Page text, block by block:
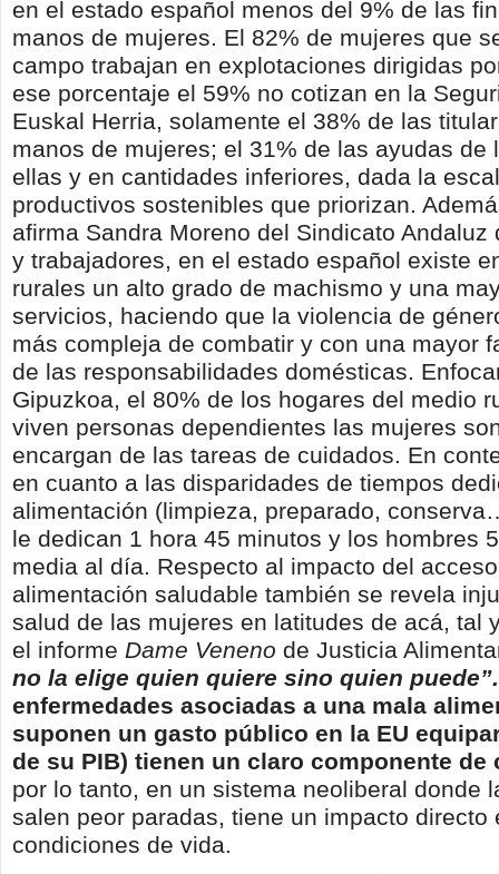
en el estado español menos del 9% de las
manos de mujeres. El 82% de mujeres que
campo trabajan en explotaciones dirigidas
ese porcentaje el 59% no cotizan en la
Euskal Herria, solamente el 38% de las
manos de mujeres; el 31% de las ayudas de
ellas y en cantidades inferiores, dada la
productivos sostenibles que priorizan.
afirma Sandra Moreno del Sindicato Andaluz
y trabajadores, en el estado español existe
rurales un alto grado de machismo y una
servicios, haciendo que la violencia de
más compleja de combatir y con una mayor
de las responsabilidades domésticas.
Gipuzkoa, el 80% de los hogares del medio
viven personas dependientes las mujeres
encargan de las tareas de cuidados. En
en cuanto a las disparidades de tiempos
alimentación (limpieza, preparado,
le dedican 1 hora 45 minutos y los hombres
media al día. Respecto al impacto del
alimentación saludable también se revela
salud de las mujeres en latitudes de acá, tal
el informe Dame Veneno de Justicia
no la elige quien quiere sino quien
enfermedades asociadas a una mala
suponen un gasto público en la EU
de su PIB) tienen un claro componente
por lo tanto, en un sistema neoliberal donde
salen peor paradas, tiene un impacto directo
condiciones de vida.